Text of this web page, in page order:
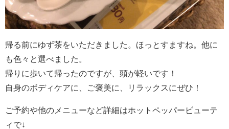
帰る前にゆず茶をいただきました。ほっとすますね。他に
も色々と選べました。
帰りに歩いて帰ったのですが、頭が軽いです！
自身のボディケアに、ご褒美に、リラックスにぜひ！
ご予約や他のメニューなど詳細はホットペッパービューテ
ィで↓